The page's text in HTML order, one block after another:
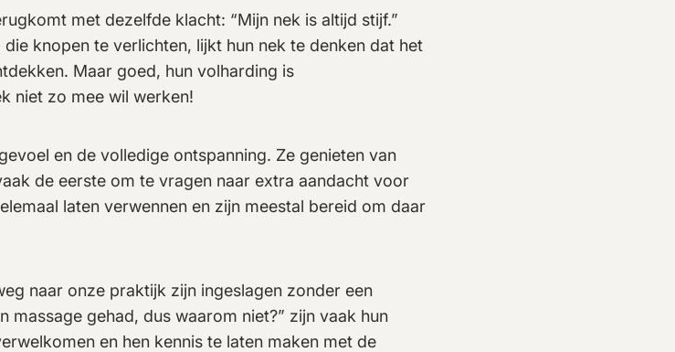
met dezelfde klacht: “Mijn nek is altijd stijf.”
knopen te verlichten, lijkt hun nek te denken dat het
Maar goed, hun volharding is
niet zo mee wil werken!
en de volledige ontspanning. Ze genieten van
de eerste om te vragen naar extra aandacht voor
laten verwennen en zijn meestal bereid om daar
naar onze praktijk zijn ingeslagen zonder een
massage gehad, dus waarom niet?” zijn vaak hun
en hen kennis te laten maken met de